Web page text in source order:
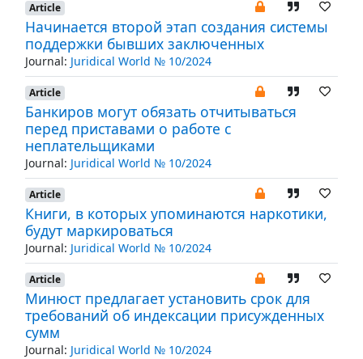
Article
Начинается второй этап создания системы
поддержки бывших заключенных
Journal: Juridical World № 10/2024
Article
Банкиров могут обязать отчитываться
перед приставами о работе с
неплательщиками
Journal: Juridical World № 10/2024
Article
Книги, в которых упоминаются наркотики,
будут маркироваться
Journal: Juridical World № 10/2024
Article
Минюст предлагает установить срок для
требований об индексации присужденных
сумм
Journal: Juridical World № 10/2024